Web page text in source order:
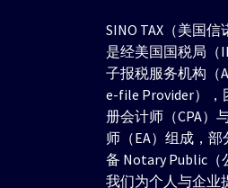
SINO TAX（美国信
是经美国国税局（
子报税服务机构（
e-file Provider），
册会计师（CPA）
师（EA）组成，
备 Notary Public（
我们为个人与企业